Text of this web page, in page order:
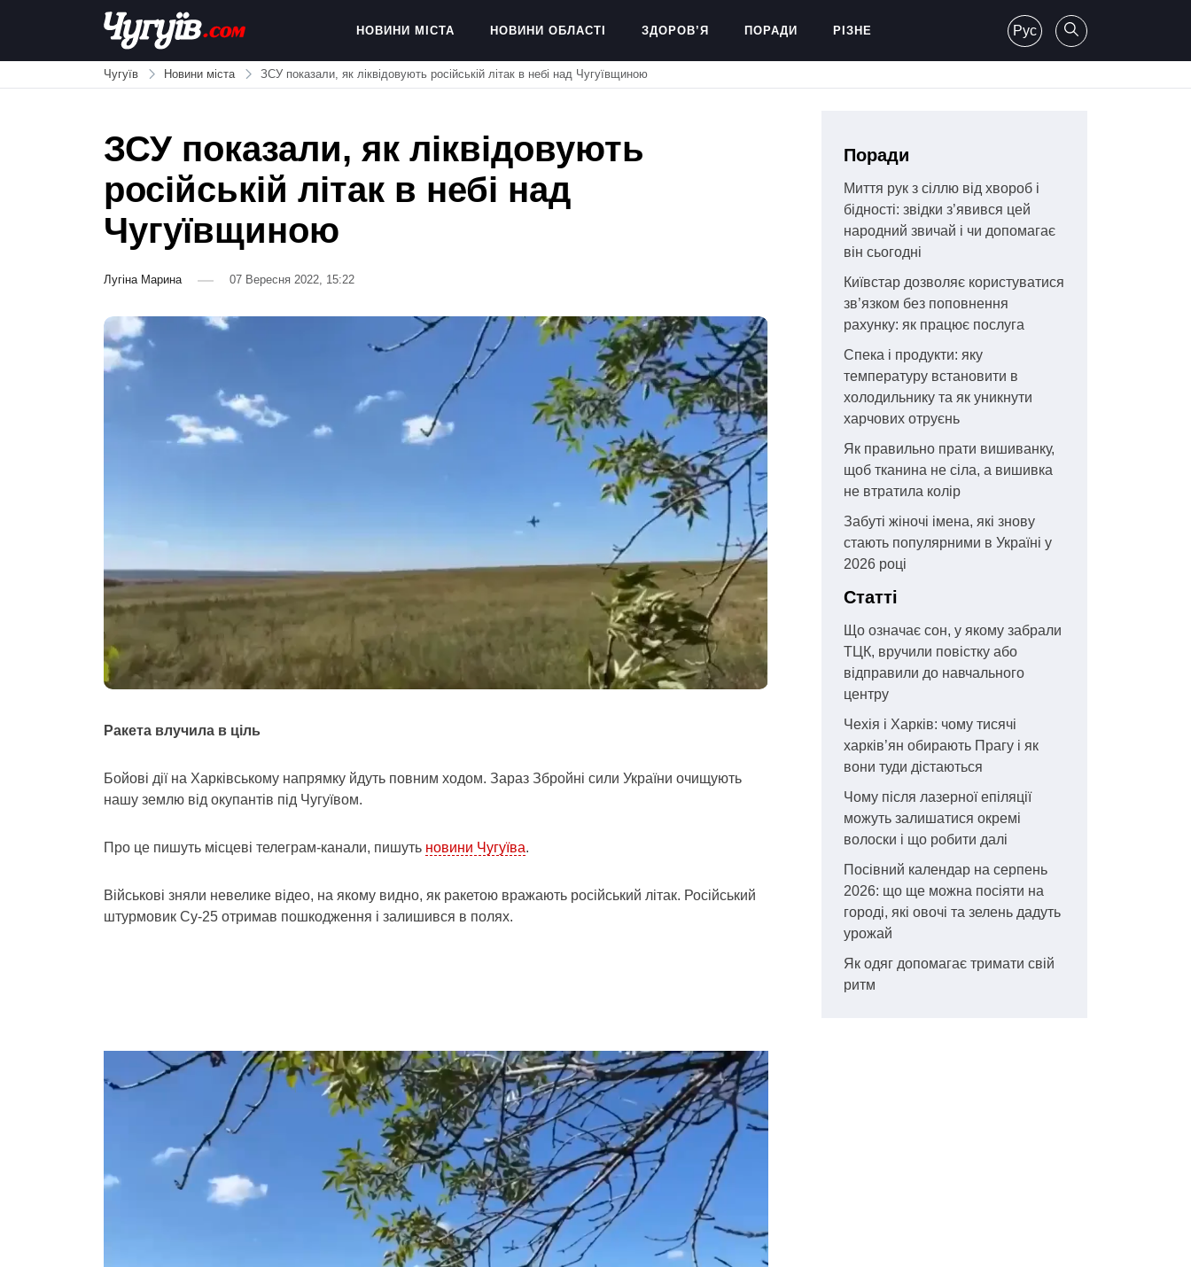
Chuguiv
НОВИНИ МІСТА НОВИНИ ОБЛАСТІ ЗДОРОВ’Я ПОРАДИ РІЗНЕ Рус
Чугуїв Новини міста ЗСУ показали, як ліквідовують російській літак в небі над Чугуївщиною
ЗСУ показали, як ліквідовують
російській літак в небі над
Чугуївщиною
Лугіна Марина 07 Вересня 2022, 15:22
Ракета влучила в ціль
Бойові дії на Харківському напрямку йдуть повним ходом. Зараз Збройні сили України очищують
нашу землю від окупантів під Чугуївом.
Про це пишуть місцеві телеграм-канали, пишуть новини Чугуїва.
Військові зняли невелике відео, на якому видно, як ракетою вражають російський літак. Російський
штурмовик Су-25 отримав пошкодження і залишився в полях.
Поради
Миття рук з сіллю від хвороб і
бідності: звідки з’явився цей
народний звичай і чи допомагає
він сьогодні
Київстар дозволяє користуватися
зв’язком без поповнення
рахунку: як працює послуга
Спека і продукти: яку
температуру встановити в
холодильнику та як уникнути
харчових отруєнь
Як правильно прати вишиванку,
щоб тканина не сіла, а вишивка
не втратила колір
Забуті жіночі імена, які знову
стають популярними в Україні у
2026 році
Статті
Що означає сон, у якому забрали
ТЦК, вручили повістку або
відправили до навчального
центру
Чехія і Харків: чому тисячі
харків’ян обирають Прагу і як
вони туди дістаються
Чому після лазерної епіляції
можуть залишатися окремі
волоски і що робити далі
Посівний календар на серпень
2026: що ще можна посіяти на
городі, які овочі та зелень дадуть
урожай
Як одяг допомагає тримати свій
ритм